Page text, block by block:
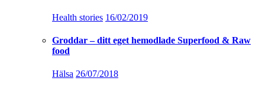
Health stories 16/02/2019
Groddar – ditt eget hemodlade Superfood & Raw
food
Hälsa 26/07/2018